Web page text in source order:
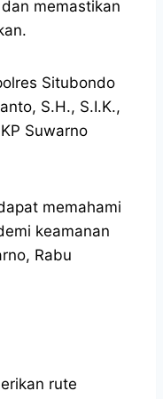
memastikan
Situbondo
S.H., S.I.K.,
Suwarno
memahami
keamanan
Rabu
rute